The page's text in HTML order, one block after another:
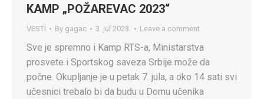
KAMP „POŽAREVAC 2023“
VESTI By gagac 3. jul 2023. Leave a comment
Sve je spremno i Kamp RTS-a, Ministarstva
prosvete i Sportskog saveza Srbije može da
počne. Okupljanje je u petak 7. jula, a oko 14 sati svi
učesnici trebalo bi da budu u Domu učenika